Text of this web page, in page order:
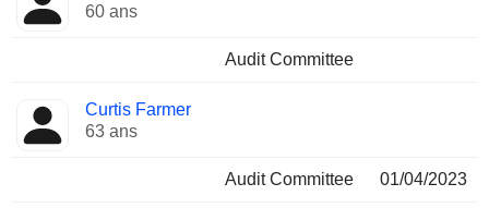
60 ans
Audit Committee
Curtis Farmer
63 ans
Audit Committee 01/04/2023